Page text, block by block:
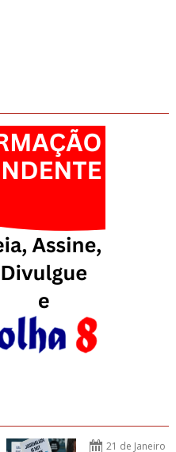
21 de Janeiro